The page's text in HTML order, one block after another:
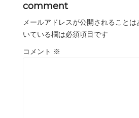
comment
メールアドレスが公開されることは
いている欄は必須項目です
コメント ※